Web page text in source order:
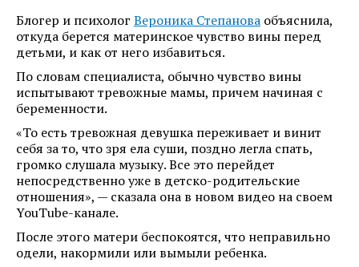
Блогер и психолог Вероника Степанова объяснила,
откуда берется материнское чувство вины перед
детьми, и как от него избавиться.
По словам специалиста, обычно чувство вины
испытывают тревожные мамы, причем начиная с
беременности.
«То есть тревожная девушка переживает и винит
себя за то, что зря ела суши, поздно легла спать,
громко слушала музыку. Все это перейдет
непосредственно уже в детско-родительские
отношения», — сказала она в новом видео на своем
YouTube-канале.
После этого матери беспокоятся, что неправильно
одели, накормили или вымыли ребенка.